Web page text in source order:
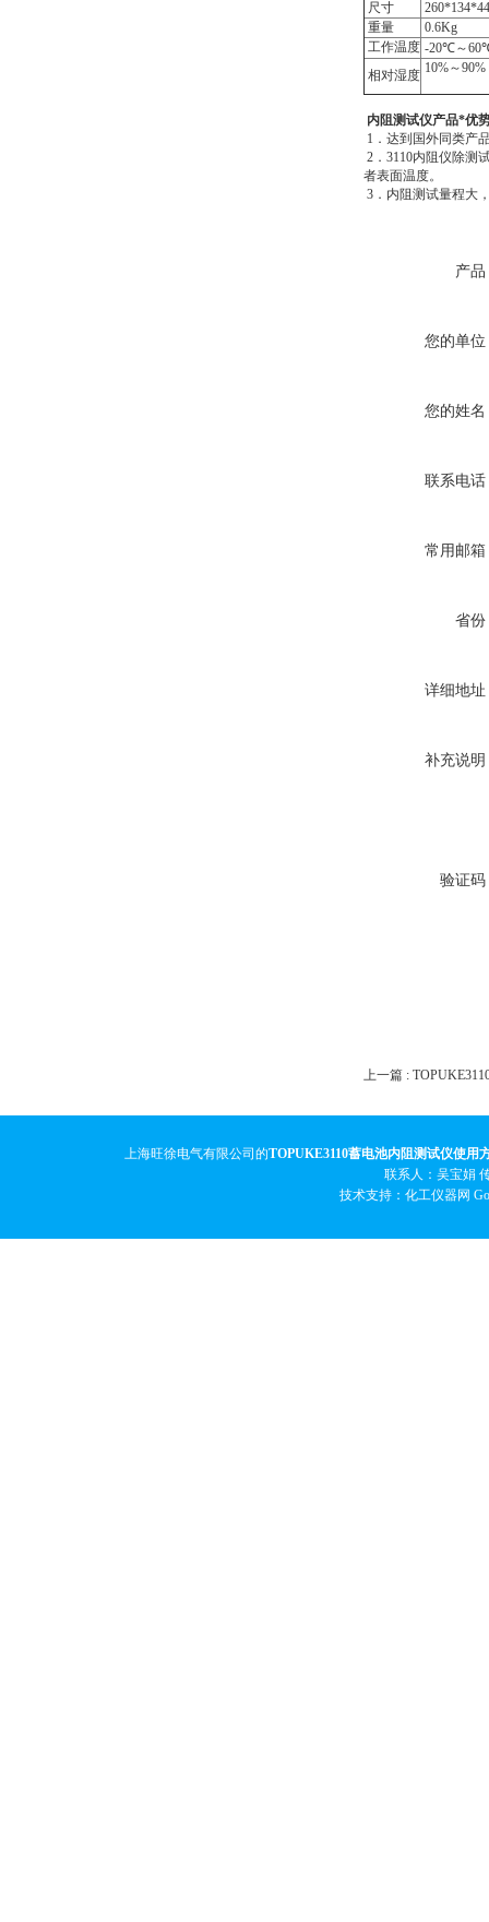
尺寸
重量
0.6Kg
工作温度 -20℃～
相对湿度 10%～90%
内阻测试仪产品*优
1．达到国外同类产
2．3110内阻仪除测
者表面温度。
3．内阻测试量程大
产品
您的单位
您的姓名
联系电话
常用邮箱
省份
详细地址
补充说明
验证码
上一篇 :
上海旺徐电气有限公司的TOPUKE3110蓄电池内阻测试仪使用
联系人：吴宝娟
技术支持：化工仪器网